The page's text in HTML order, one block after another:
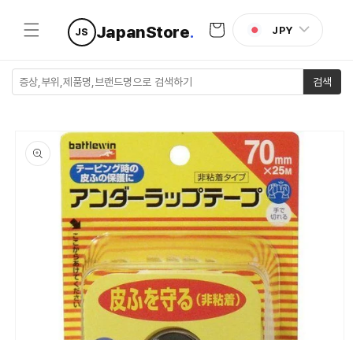
건너뛰기
JS JapanStore.
트
JPY
검색
제품 정보
로 건너뛰
기